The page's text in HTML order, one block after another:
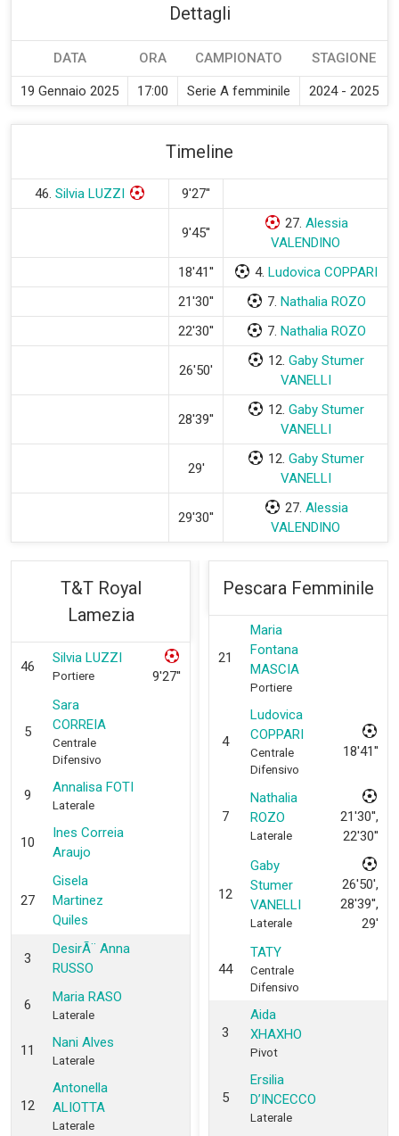
Dettagli
DATA ORA CAMPIONATO STAGIONE
19 Gennaio 2025 17:00 Serie A femminile 2024 - 2025
Timeline
46. Silvia LUZZI 9'27''
9'45''
27. Alessia
VALENDINO
18'41''
4. Ludovica COPPARI
21'30''
7. Nathalia ROZO
22'30''
7. Nathalia ROZO
26'50'
12. Gaby Stumer
VANELLI
28'39''
12. Gaby Stumer
VANELLI
29'
12. Gaby Stumer
VANELLI
29'30''
27. Alessia
VALENDINO
T&T Royal
Lamezia
46
Silvia LUZZI
Portiere 9'27''
5
Sara
CORREIA
Centrale
Difensivo
9 Annalisa FOTI
Laterale
10
Ines Correia
Araujo
27
Gisela
Martinez
Quiles
3
DesirÃ¨ Anna
RUSSO
6 Maria RASO
Laterale
11 Nani Alves
Laterale
12
Antonella
ALIOTTA
Laterale
Pescara Femminile
21
Maria
Fontana
MASCIA
Portiere
4
Ludovica
COPPARI
Centrale
Difensivo
18'41''
7
Nathalia
ROZO
Laterale
21'30'',
22'30''
12
Gaby
Stumer
VANELLI
Laterale
26'50',
28'39'',
29'
44
TATY
Centrale
Difensivo
3
Aida
XHAXHO
Pivot
5
Ersilia
D’INCECCO
Laterale